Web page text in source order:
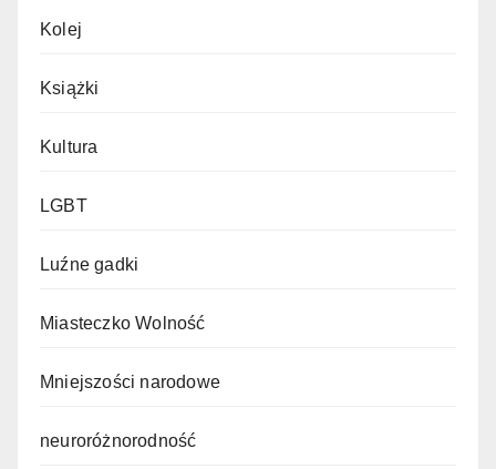
Kolej
Książki
Kultura
LGBT
Luźne gadki
Miasteczko Wolność
Mniejszości narodowe
neuroróżnorodność